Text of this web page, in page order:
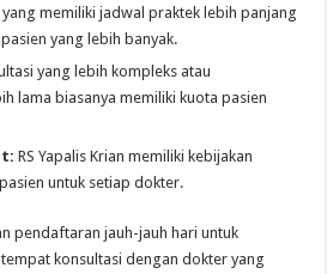
memiliki jadwal praktek lebih panjang
yang lebih banyak.
yang lebih kompleks atau
lama biasanya memiliki kuota pasien
RS Yapalis Krian memiliki kebijakan
untuk setiap dokter.
pendaftaran jauh-jauh hari untuk
konsultasi dengan dokter yang